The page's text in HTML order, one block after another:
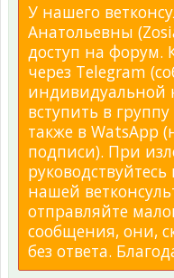
У нашего
Анатольевны
доступ на форум.
через Telegram
индивидуальной
вступить в
также в WatsApp
подписи). При
нашей
отправляйте
сообщения, они,
без ответа.